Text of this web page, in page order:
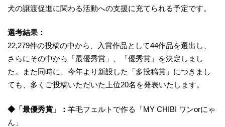
犬の譲渡促進に関わる活動への支援に充てられる予定です。
選考結果：
22,279件の投稿の中から、入賞作品として44作品を選出し、
さらにその中から「最優秀賞」、「優秀賞」を決定しまし
た。また同時に、今年より新設した「多投稿賞」につきまし
ても、多くご投稿いただいた上位20名を発表いたします。
◆「最優秀賞」： 羊毛フェルトで作る「MY CHIBI ワンorにゃ
ん」